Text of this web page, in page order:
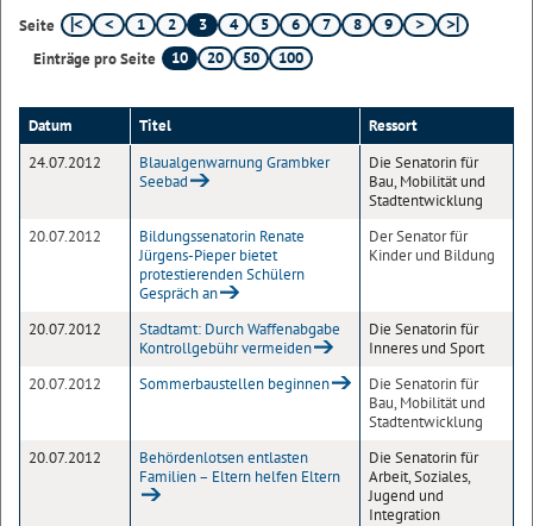
Seite 1 2 3 4 5 6 7 8
9
Einträge pro Seite
10 20 50 100
Datum Titel
Ressort
24.07.2012
Blaualgenwarnung Grambker
Seebad
Die Senatorin für
Bau, Mobilität und
Stadtentwicklung
20.07.2012
Bildungssenatorin Renate
Jürgens-Pieper bietet
protestierenden Schülern
Gespräch an
Der Senator für
Kinder und Bildung
20.07.2012
Stadtamt: Durch Waffenabgabe
Kontrollgebühr vermeiden
Die Senatorin für
Inneres und Sport
20.07.2012
Sommerbaustellen beginnen
Die Senatorin für
Bau, Mobilität und
Stadtentwicklung
20.07.2012
Behördenlotsen entlasten
Familien – Eltern helfen Eltern
Die Senatorin für
Arbeit, Soziales,
Jugend und
Integration